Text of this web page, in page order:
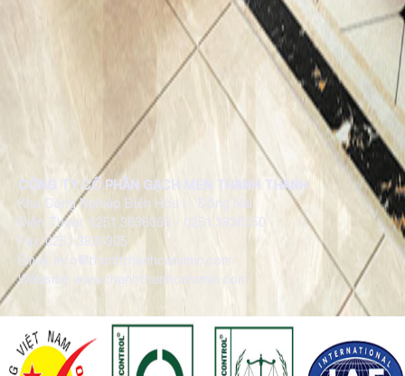
CÔNG TY CỔ PHẦN GẠCH MEN THANH THANH
Khu Công Nghiệp Biên Hòa I - Đồng Nai
Điện Thoại: 0251.3836066 - 0251.3836550
Fax: 0251.3836305
Email: info@thanhthanhceramic.com
Website: www.thanhthanhceramic.com